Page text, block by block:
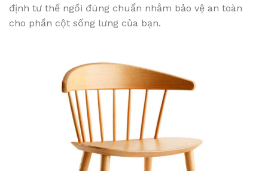
định tư thế ngồi đúng chuẩn nhằm bảo vệ an toàn
cho phần cột sống lưng của bạn.